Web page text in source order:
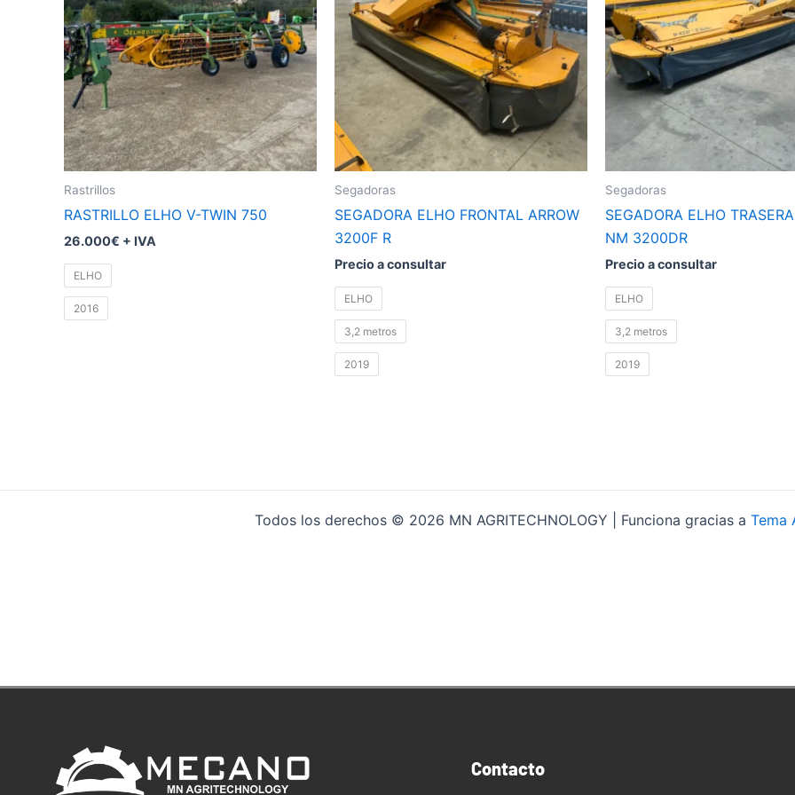
Rastrillos
RASTRILLO ELHO V-TWIN 750
26.000€ + IVA
ELHO
2016
variantes.
Las
opciones
se
pueden
elegir
en
la
página
producto
Segadoras
SEGADORA ELHO FRONTAL ARROW
3200F R
Precio a consultar
ELHO
3,2 metros
2019
variantes.
Las
opciones
se
pueden
elegir
en
la
página
de
Segadoras
SEGADORA ELHO
NM 3200DR
Precio a consultar
ELHO
3,2 metros
2019
variantes.
Las
opciones
se
pueden
elegir
en
la
página
de
Todos los derechos © 2026 MN AGRITECHNOLOGY | Funciona gracias a Tema
Contacto